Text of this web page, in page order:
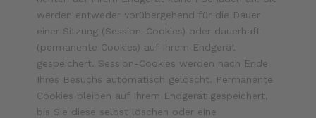
werden entweder vorübergehend für die Dauer
einer Sitzung (Session-Cookies) oder dauerhaft
(permanente Cookies) auf Ihrem Endgerät
gespeichert. Session-Cookies werden nach Ende
Ihres Besuchs automatisch gelöscht. Permanente
Cookies bleiben auf Ihrem Endgerät gespeichert,
bis Sie diese selbst löschen oder eine